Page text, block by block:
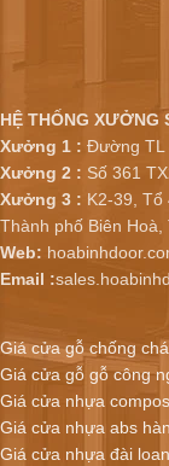
HỆ THỐNG XƯỞNG
Xưởng 1 : Đường TL
Xưởng 2 : Số 361
Xưởng 3 : K2-39, Tổ
Thành phố Biên
Web:
Email :
Giá cửa gỗ chống
Giá cửa gỗ gỗ công
Giá cửa nhựa
Giá cửa nhựa abs
Giá cửa nhựa đài loan